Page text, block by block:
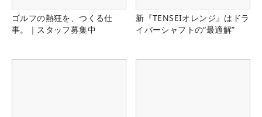
ゴルフの熱狂を、つくる仕
事。｜スタッフ募集中
新『TENSEIオレンジ』はドラ
イバーシャフトの“最適解”